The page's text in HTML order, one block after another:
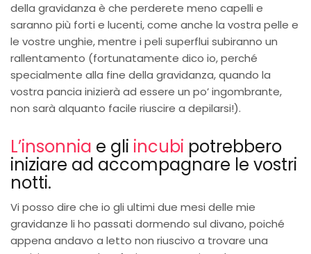
della gravidanza è che perderete meno capelli e
saranno più forti e lucenti, come anche la vostra pelle e
le vostre unghie, mentre i peli superflui subiranno un
rallentamento (fortunatamente dico io, perché
specialmente alla fine della gravidanza, quando la
vostra pancia inizierà ad essere un po’ ingombrante,
non sarà alquanto facile riuscire a depilarsi!).
L’insonnia e gli incubi potrebbero
iniziare ad accompagnare le vostri
notti.
Vi posso dire che io gli ultimi due mesi delle mie
gravidanze li ho passati dormendo sul divano, poiché
appena andavo a letto non riuscivo a trovare una